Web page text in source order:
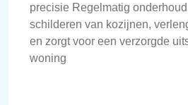
precisie Regelmatig
schilderen van kozijnen,
en zorgt voor een verzorgde
woning